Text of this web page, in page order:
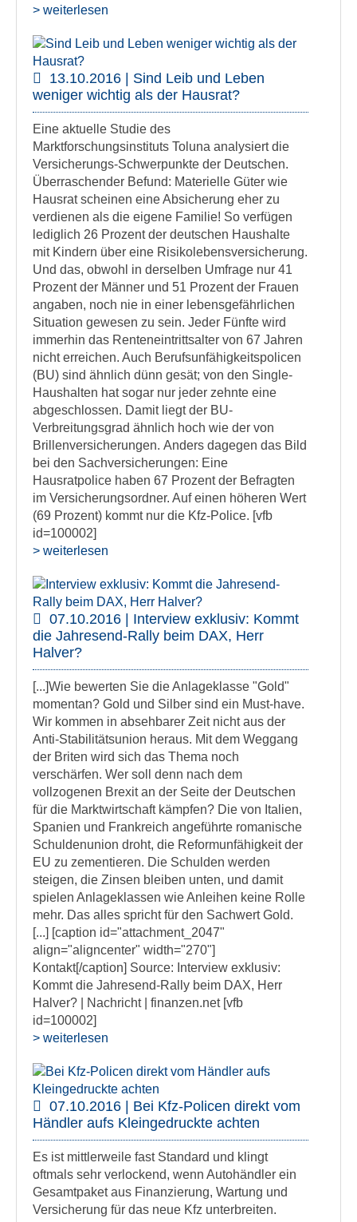
> weiterlesen
13.10.2016 | Sind Leib und Leben
weniger wichtig als der Hausrat?
Eine aktuelle Studie des
Marktforschungsinstituts Toluna analysiert die
Versicherungs-Schwerpunkte der Deutschen.
Überraschender Befund: Materielle Güter wie
Hausrat scheinen eine Absicherung eher zu
verdienen als die eigene Familie! So verfügen
lediglich 26 Prozent der deutschen Haushalte
mit Kindern über eine Risikolebensversicherung.
Und das, obwohl in derselben Umfrage nur 41
Prozent der Männer und 51 Prozent der Frauen
angaben, noch nie in einer lebensgefährlichen
Situation gewesen zu sein. Jeder Fünfte wird
immerhin das Renteneintrittsalter von 67 Jahren
nicht erreichen. Auch Berufsunfähigkeitspolicen
(BU) sind ähnlich dünn gesät; von den Single-
Haushalten hat sogar nur jeder zehnte eine
abgeschlossen. Damit liegt der BU-
Verbreitungsgrad ähnlich hoch wie der von
Brillenversicherungen. Anders dagegen das Bild
bei den Sachversicherungen: Eine
Hausratpolice haben 67 Prozent der Befragten
im Versicherungsordner. Auf einen höheren Wert
(69 Prozent) kommt nur die Kfz-Police. [vfb
id=100002]
> weiterlesen
07.10.2016 | Interview exklusiv: Kommt
die Jahresend-Rally beim DAX, Herr
Halver?
[...]Wie bewerten Sie die Anlageklasse "Gold"
momentan? Gold und Silber sind ein Must-have.
Wir kommen in absehbarer Zeit nicht aus der
Anti-Stabilitätsunion heraus. Mit dem Weggang
der Briten wird sich das Thema noch
verschärfen. Wer soll denn nach dem
vollzogenen Brexit an der Seite der Deutschen
für die Marktwirtschaft kämpfen? Die von Italien,
Spanien und Frankreich angeführte romanische
Schuldenunion droht, die Reformunfähigkeit der
EU zu zementieren. Die Schulden werden
steigen, die Zinsen bleiben unten, und damit
spielen Anlageklassen wie Anleihen keine Rolle
mehr. Das alles spricht für den Sachwert Gold.
[...] [caption id="attachment_2047"
align="aligncenter" width="270"]
Kontakt[/caption] Source: Interview exklusiv:
Kommt die Jahresend-Rally beim DAX, Herr
Halver? | Nachricht | finanzen.net [vfb
id=100002]
> weiterlesen
07.10.2016 | Bei Kfz-Policen direkt vom
Händler aufs Kleingedruckte achten
Es ist mittlerweile fast Standard und klingt
oftmals sehr verlockend, wenn Autohändler ein
Gesamtpaket aus Finanzierung, Wartung und
Versicherung für das neue Kfz unterbreiten.